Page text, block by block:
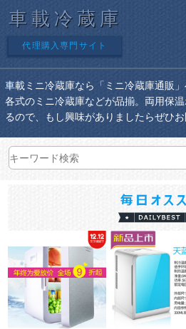
車載冷蔵庫
代理購入専門サイト
車載ミニ冷蔵庫なら「ミニ冷蔵庫通販」
各式のミニ冷蔵庫などが品揃。両用保
るので、もし興味がありましたらぜひ